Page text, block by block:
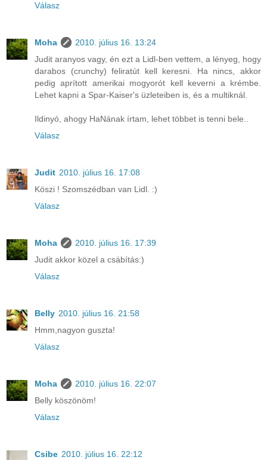
Válasz
Moha
2010. július 16. 13:24
Judit aranyos vagy, én ezt a Lidl-ben vettem, a lényeg, hogy
darabos (crunchy) feliratút kell keresni. Ha nincs, akkor
pedig aprított amerikai mogyorót kell keverni a krémbe.
Lehet kapni a Spar-Kaiser's üzleteiben is, és a multiknál.
Ildinyó, ahogy HaNának írtam, lehet többet is tenni bele..
Válasz
Judit 2010. július 16. 17:08
Köszi ! Szomszédban van Lidl. :)
Válasz
Moha
2010. július 16. 17:39
Judit akkor közel a csábítás:)
Válasz
Belly 2010. július 16. 21:58
Hmm,nagyon guszta!
Válasz
Moha
2010. július 16. 22:07
Belly köszönöm!
Válasz
Csibe 2010. július 16. 22:12